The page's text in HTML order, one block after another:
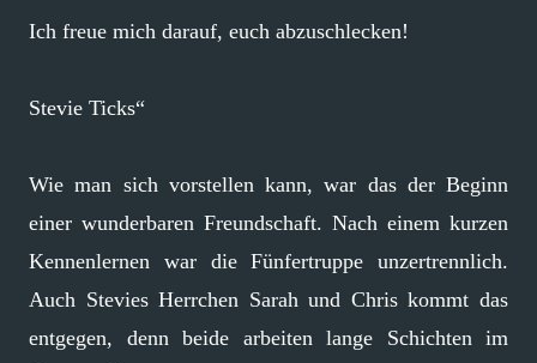
Ich freue mich darauf, euch abzuschlecken!
Stevie Ticks“
Wie man sich vorstellen kann, war das der Beginn
einer wunderbaren Freundschaft. Nach einem kurzen
Kennenlernen war die Fünfertruppe unzertrennlich.
Auch Stevies Herrchen Sarah und Chris kommt das
entgegen, denn beide arbeiten lange Schichten im